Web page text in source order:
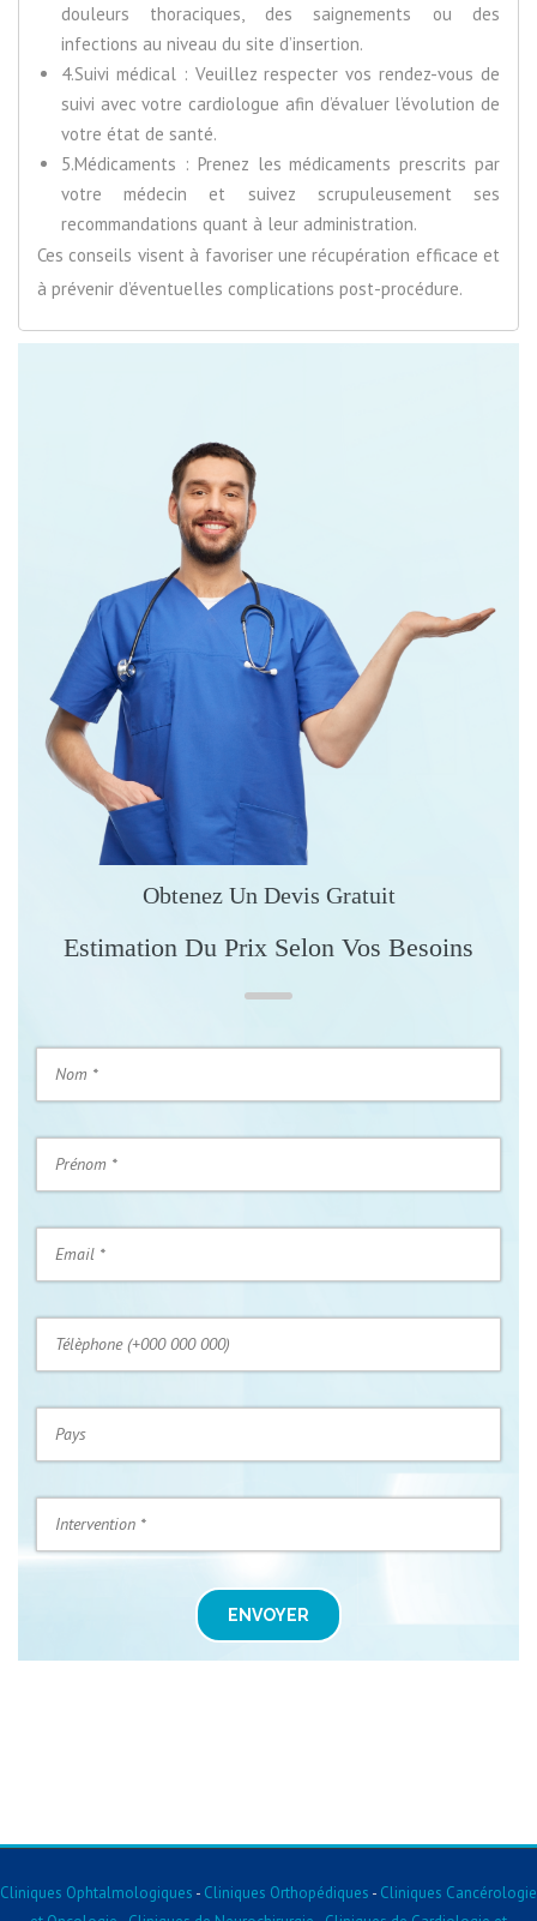
douleurs thoraciques, des saignements ou des
infections au niveau du site d’insertion.
4.Suivi médical : Veuillez respecter vos rendez-vous de
suivi avec votre cardiologue afin d’évaluer l’évolution de
votre état de santé.
5.Médicaments : Prenez les médicaments prescrits par
votre médecin et suivez scrupuleusement ses
recommandations quant à leur administration.
Ces conseils visent à favoriser une récupération efficace et
à prévenir d’éventuelles complications post-procédure.
Obtenez Un Devis Gratuit
Estimation Du Prix Selon Vos Besoins
ENVOYER
Cliniques Ophtalmologiques - Cliniques Orthopédiques - Cliniques Cancérologie